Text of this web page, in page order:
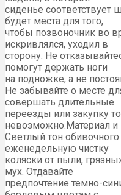
сиденье
будет места для того,
чтобы позвоночник во
искривлялся, уходил в
сторону. Не
помогут держать ноги
на подножке, а не
Не забывайте о месте
совершать длительные
переезды или закупку
невозможно.Материал и
Светлый тон
еженедельную чистку
коляски от пыли,
мух. Отдавайте
предпочтение темно-